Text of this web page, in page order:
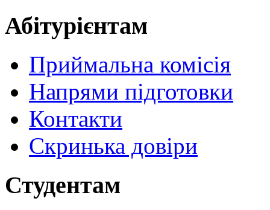
Абітурієнтам
Приймальна комісія
Напрями підготовки
Контакти
Скринька довіри
Студентам